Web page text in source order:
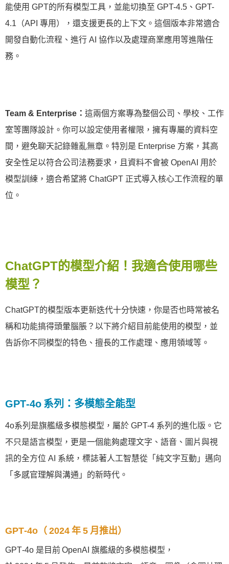
能使用 GPT的所有模型工具，並能切換至 GPT-4.5、GPT-
4.1（API 專用），還支援更長的上下文。這個版本非常適合
開發自動化流程、進行 AI 協作以及處理商業應用等進階任
務。
Team & Enterprise： 這兩個方案專為整個公司、學校、工作
室等團隊設計。你可以設定使用者權限，擁有專屬的資料空
間，避免聊天記錄雜亂無章。特別是 Enterprise 方案，其高
安全性足以符合公司法務要求，且資料不會被 OpenAI 用於
模型訓練，適合希望將 ChatGPT 正式導入核心工作流程的單
位。
​​ChatGPT的模型介紹！我適合使用哪些
模型？
ChatGPT的模型版本更新迭代十分快速，你是否也時常被名
稱和功能搞得頭暈腦脹？以下將介紹目前能使用的模型，並
告訴你不同模型的特色、擅長的工作處理、應用領域等。
GPT‑4o 系列：多模態全能型
4o系列是旗艦級多模態模型，屬於 GPT-4 系列的進化版。它
不只是語言模型，更是一個能夠處理文字、語音、圖片與視
訊的全方位 AI 系統，標誌著人工智慧從「純文字互動」邁向
「多感官理解與溝通」的新時代。
GPT‑4o（ 2024 年 5 月推出）
GPT‑4o 是目前 OpenAI 旗艦級的多模態模型，